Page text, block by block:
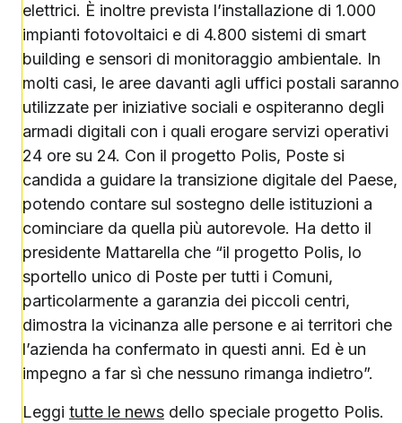
elettrici. È inoltre prevista l’installazione di 1.000
impianti fotovoltaici e di 4.800 sistemi di smart
building e sensori di monitoraggio ambientale. In
molti casi, le aree davanti agli uffici postali saranno
utilizzate per iniziative sociali e ospiteranno degli
armadi digitali con i quali erogare servizi operativi
24 ore su 24. Con il progetto Polis, Poste si
candida a guidare la transizione digitale del Paese,
potendo contare sul sostegno delle istituzioni a
cominciare da quella più autorevole. Ha detto il
presidente Mattarella che “il progetto Polis, lo
sportello unico di Poste per tutti i Comuni,
particolarmente a garanzia dei piccoli centri,
dimostra la vicinanza alle persone e ai territori che
l’azienda ha confermato in questi anni. Ed è un
impegno a far sì che nessuno rimanga indietro”.
Leggi tutte le news dello speciale progetto Polis.